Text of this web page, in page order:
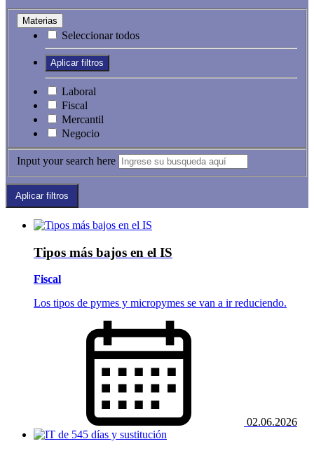
Materias
Seleccionar todos
Laboral
Fiscal
Mercantil
Negocio
Input your search here
Tipos más bajos en el IS
Fiscal
Los tipos de pymes y micropymes se van a ir reduciendo.
02.06.2026